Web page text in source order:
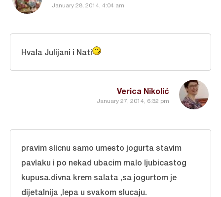
January 28, 2014, 4:04 am
Verica Nikolić
January 27, 2014, 6:32 pm
Hvala Julijani i Nati
pravim slicnu samo umesto jogurta stavim
pavlaku i po nekad ubacim malo ljubicastog
kupusa.divna krem salata ,sa jogurtom je
dijetalnija ,lepa u svakom slucaju.